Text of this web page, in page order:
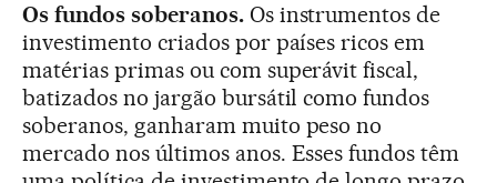
Os fundos soberanos.Os instrumentos de
investimento criados por países ricos em
matérias primas ou com superávit fiscal,
batizados no jargão bursátil como fundos
soberanos, ganharam muito peso no
mercado nos últimos anos. Esses fundos têm